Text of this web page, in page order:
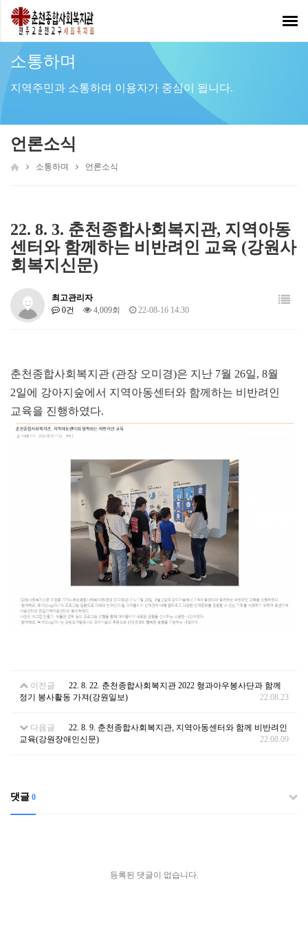
소통하며
지역주민과 소통하며 이용자가 중심이 됩니다.
언론소식
소통하며 언론소식
22. 8. 3. 춘천종합사회복지관, 지역아동
센터와 함께하는 비반려인 교육 (강원사
회복지신문)
최고관리자
0건
4,009회 22-08-16 14:30
춘천종합사회복지관 (관장 오미경)은 지난 7월 26일, 8월
2일에 강아지숲에서 지역아동센터와 함께하는 비반려인
교육을 진행하였다.
이전글
22. 8. 22. 춘천종합사회복지관 2022 형과아우봉사단과 함께
정기 봉사활동 가져(강원일보)
22.08.23
다음글
22. 8. 9. 춘천종합사회복지관, 지역아동센터와 함께 비반려인
교육(강원장애인신문)
22.08.09
댓글 0
등록된 댓글이 없습니다.